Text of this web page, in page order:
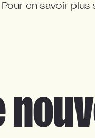
Pour en savoir